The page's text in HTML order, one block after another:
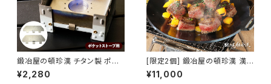
鍛冶屋の頓珍漢 チタン製 ポケ
ットストーブ 専用風防 2枚1セッ
ト
¥2,280
[限定2個] 鍛冶屋の頓珍漢 漢
のフライ鉄板 F220S 6mm厚
直径22cm 焼き面19cm 焼き入
¥11,000